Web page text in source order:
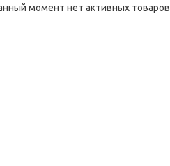
момент нет активных товаров